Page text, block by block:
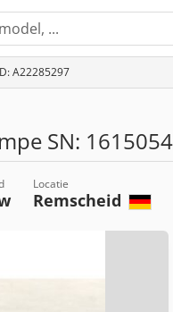
A22285297
SN:
Locatie
Remscheid